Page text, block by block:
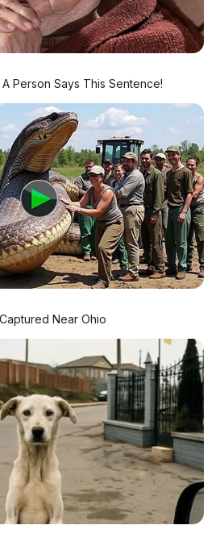
SUV Off-Road PHEV 748 HP
Cruiser!
Kompak dengan Baterai
& Range 610 Km
Ultra-Mewah EREV 531 HP
Alphard
Person Says This Sentence!
Near Ohio